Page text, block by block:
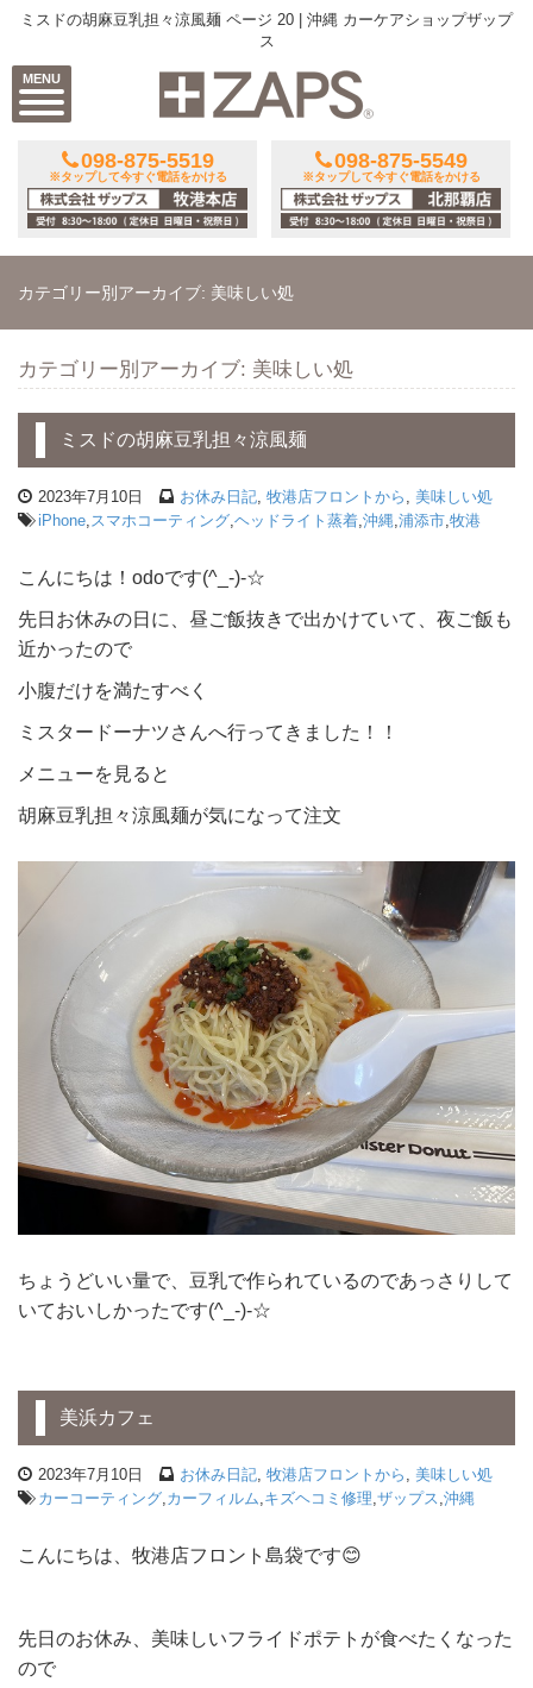
MENU
ミスドの胡麻豆乳担々涼風麺 ページ 20 | 沖縄 カーケアショップザップ
ス
098-875-5519
※タップして今すぐ電話をかける
098-875-5549
※タップして今すぐ電話をかける
カテゴリー別アーカイブ: 美味しい処
カテゴリー別アーカイブ: 美味しい処
ミスドの胡麻豆乳担々涼風麺
2023年7月10日 お休み日記 牧港店フロントから
美味しい処
iPhone スマホコーティング ヘッドライト蒸着 沖縄 浦添市 牧港
こんにちは！odoです(^_-)-☆
先日お休みの日に、昼ご飯抜きで出かけていて、夜ご飯も
近かったので
小腹だけを満たすべく
ミスタードーナツさんへ行ってきました！！
メニューを見ると
胡麻豆乳担々涼風麺が気になって注文
ちょうどいい量で、豆乳で作られているのであっさりして
いておいしかったです(^_-)-☆
美浜カフェ
2023年7月10日 お休み日記 牧港店フロントから
美味しい処
カーコーティング カーフィルム キズヘコミ修理 ザップス 沖縄
こんにちは、牧港店フロント島袋です😊
先日のお休み、美味しいフライドポテトが食べたくなった
ので